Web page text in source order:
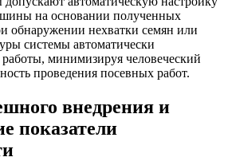
на основании полученных
обнаружении нехватки семян или
системы автоматически
минимизируя человеческий
проведения посевных работ.
внедрения и
показатели